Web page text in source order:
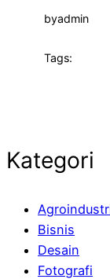
byadmin
Tags:
Kategori
Bisnis
Desain
Fotografi